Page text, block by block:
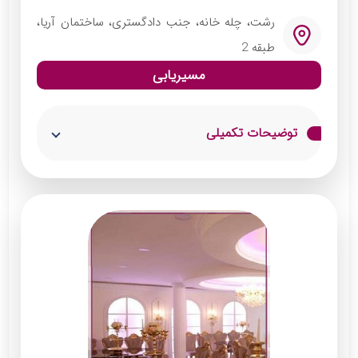
اجرای موسیقی زنده و نوازندگی
گل‌آرایی و شمع آرایی میز میهمانان
چیدمان زیبای سفره عقد توسط طراحان
رشت، چله خانه، جنب دادگستری، ساختمان آریا،
طبقه 2
مسیریابی
توضیحات تکمیلی
دفتر ازدواج و طلاق شماره 8 رشت با ارائه خدمات
حرفه‌ای و محیطی آرام و مطمئن، به زوج‌ها این
امکان را می‌دهد تا لحظات شروع زندگی مشترک را
به‌یادماندنی کنند. این دفتر باتجربه و تخصص در
اجرای دقیق مراحل قانونی، به زوجین در ثبت
ازدواج و طلاق کمک می‌کند. تیم مجرب دفتر،
تمامی نکات حقوقی و مسائل قانونی را به طور